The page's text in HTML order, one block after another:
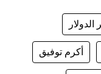
أكرم توفيق